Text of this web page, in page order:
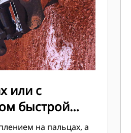
или с
быстрой
на пальцах, а